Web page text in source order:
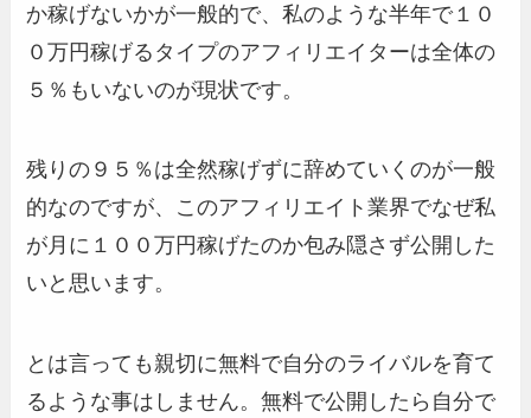
か稼げないかが一般的で、私のような半年で１０
０万円稼げるタイプのアフィリエイターは全体の
５％もいないのが現状です。
残りの９５％は全然稼げずに辞めていくのが一般
的なのですが、このアフィリエイト業界でなぜ私
が月に１００万円稼げたのか包み隠さず公開した
いと思います。
とは言っても親切に無料で自分のライバルを育て
るような事はしません。無料で公開したら自分で